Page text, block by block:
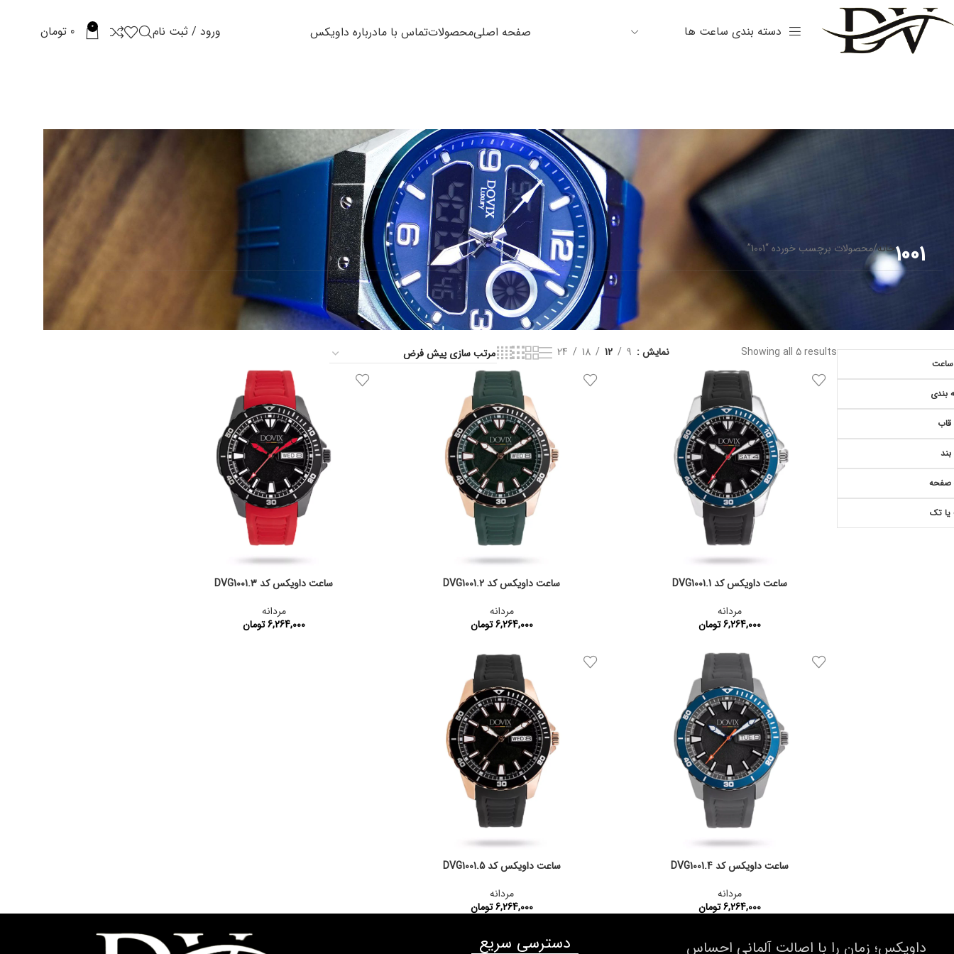
دسته بندی ساعت ها صفحه اصلیمحصولاتتماس با مادرباره داویکس ورود / ثبت نام 0
0 تومان
1001خانه محصولات برچسب خورده “1001”
ساعت
بندی
صفحه
تک
Showing all 5 results نمایش 9
12
18
24
ساعت داویکس کد DVG1001.1
مردانه
6,264,000تومان
ساعت داویکس کد DVG1001.2
مردانه
6,264,000تومان
ساعت داویکس کد DVG1001.3
مردانه
6,264,000 تومان
ساعت داویکس کد DVG1001.4
مردانه
6,264,000تومان
ساعت داویکس کد DVG1001.5
مردانه
6,264,000تومان
داویکس؛ زمان را با اصالت آلمانی احساس دسترسی سریع